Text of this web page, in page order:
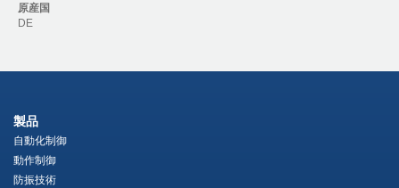
原産国
DE
製品
自動化制御
動作制御
防振技術